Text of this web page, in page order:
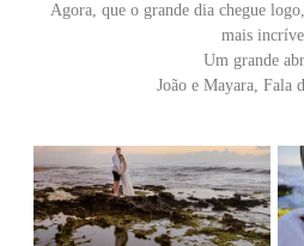
Agora, que o grande dia chegue
mais
Um grande
João e Mayara, Fala